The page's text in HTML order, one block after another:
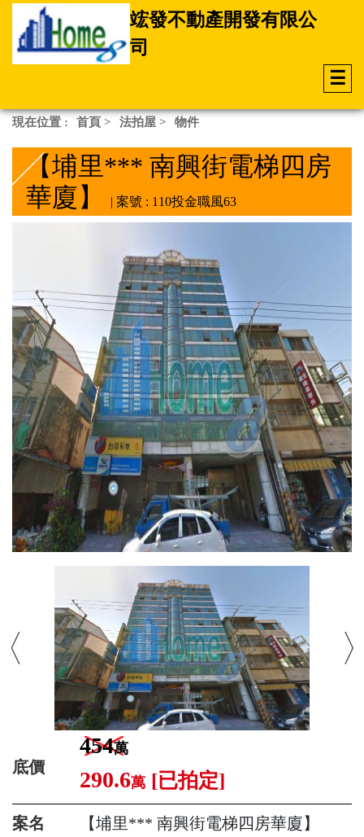
竤發不動產開發有限公
司
☰
現在位置 : 首頁 > 法拍屋 > 物件
【埔里*** 南興街電梯四房
華廈】
| 案號 : 110投金職風63
底價
454萬
290.6萬 [已拍定]
案名 【埔里*** 南興街電梯四房華廈】